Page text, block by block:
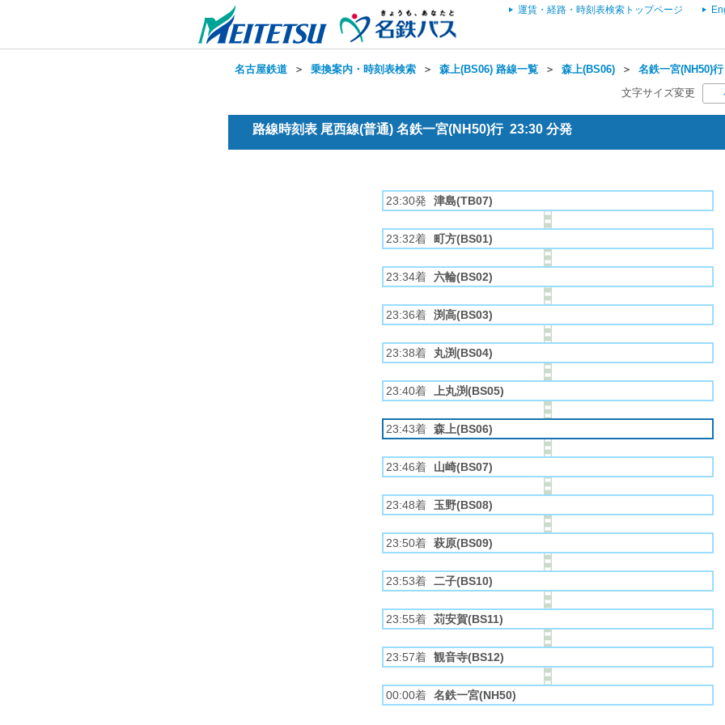
運賃・経路・時刻表検索トップページ
名古屋鉄道 ＞ 乗換案内・時刻表検索 ＞ 森上(BS06) 路線一覧 ＞ 森上(BS06) ＞ 名鉄一宮(NH50)
文字サイズ変更
路線時刻表 尾西線(普通) 名鉄一宮(NH50)行 23:30 分発
23:30発 津島(TB07)
23:32着 町方(BS01)
23:34着 六輪(BS02)
23:36着 渕高(BS03)
23:38着 丸渕(BS04)
23:40着 上丸渕(BS05)
23:43着 森上(BS06)
23:46着 山崎(BS07)
23:48着 玉野(BS08)
23:50着 萩原(BS09)
23:53着 二子(BS10)
23:55着 苅安賀(BS11)
23:57着 観音寺(BS12)
00:00着 名鉄一宮(NH50)